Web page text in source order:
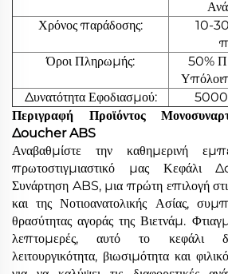
Χρόνος παράδοσης:
10-30
Όροι Πληρωμής:
50%
Δυνατότητα Εφοδιασμού:
5000
Περιγραφή Προϊόντος
Δoucher ABS
Αναβαθμίστε την καθημερινή
πρωτοστιγμιαστικό μας Κεφάλι
Συνάρτηση ABS, μια πρώτη επιλογή
και της Νοτιοανατολικής Ασίας,
θρασύτητας αγοράς της Βιετνάμ.
λεπτομερές, αυτό το κεφάλι
λειτουργικότητα, βιωσιμότητα και